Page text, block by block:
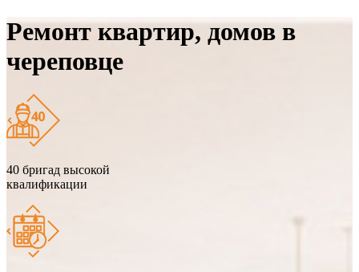
Ремонт квартир, домов в
череповце
40 бригад высокой
квалификации